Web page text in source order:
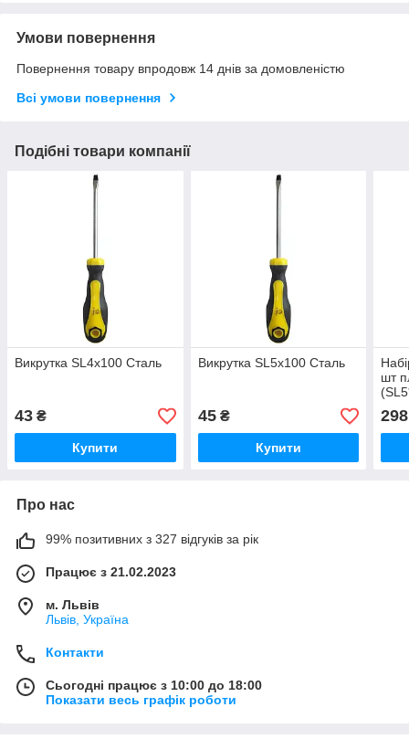
Умови повернення
Повернення товару впродовж 14 днів за домовленістю
Всі умови повернення
Подібні товари компанії
Викрутка SL4х100 Сталь
43 ₴
Купити
Викрутка SL5х100 Сталь
45₴
Купити
шт
298
Про нас
99% позитивних з 327 відгуків за рік
Працює з 21.02.2023
м. Львів
Львів, Україна
Контакти
Сьогодні працює з 10:00 до 18:00
Показати весь графік роботи